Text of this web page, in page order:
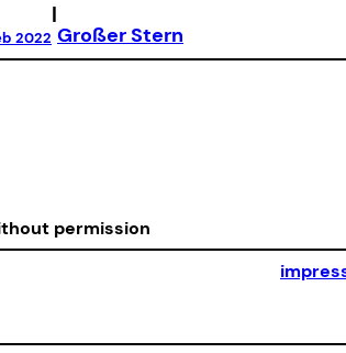
2022
|
Großer Stern
permission